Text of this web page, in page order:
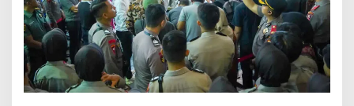
e
l
a
r
l
i